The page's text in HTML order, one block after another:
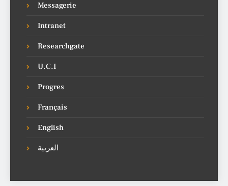
Messagerie
Intranet
Researchgate
U.C.I
Progres
Français
English
العربية